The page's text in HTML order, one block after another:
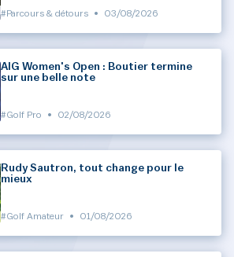
#Parcours & détours • 03/08/2026
AIG Women's Open : Boutier termine
sur une belle note
#Golf Pro • 02/08/2026
Rudy Sautron, tout change pour le
mieux
#Golf Amateur • 01/08/2026